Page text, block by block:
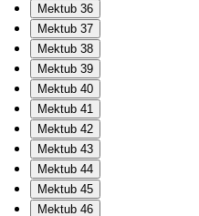
Mektub 36
Mektub 37
Mektub 38
Mektub 39
Mektub 40
Mektub 41
Mektub 42
Mektub 43
Mektub 44
Mektub 45
Mektub 46